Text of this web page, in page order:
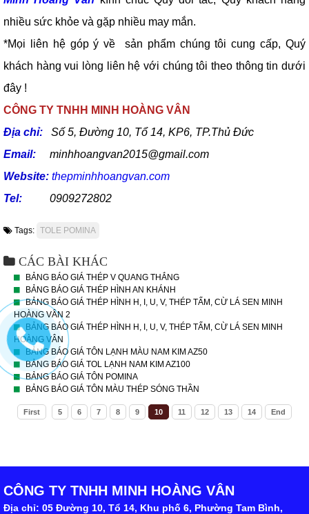
nhiều sức khỏe và gặp nhiều may mắn.
*Mọi liên hệ góp ý về sản phẩm chúng tôi cung cấp, Quý
khách hàng vui lòng liên hệ với chúng tôi theo thông tin dưới
đây !
CÔNG TY TNHH MINH HOÀNG VÂN
Địa chỉ:
Số 5, Đường 10, Tổ 14, KP6, TP.Thủ Đức
Email:
minhhoangvan2015@gmail.com
Website: thepminhhoangvan.com
Tel:
0909272802
Tags: TOLE POMINA
CÁC BÀI KHÁC
BẢNG BÁO GIÁ THÉP V QUANG THẮNG
BẢNG BÁO GIÁ THÉP HÌNH AN KHÁNH
BẢNG BÁO GIÁ THÉP HÌNH H, I, U, V, THÉP TẤM, CỪ LÁ SEN MINH
HOÀNG VÂN 2
BẢNG BÁO GIÁ THÉP HÌNH H, I, U, V, THÉP TẤM, CỪ LÁ SEN MINH
HOÀNG VÂN
BẢNG BÁO GIÁ TÔN LẠNH MÀU NAM KIM AZ50
BẢNG BÁO GIÁ TOL LẠNH NAM KIM AZ100
BẢNG BÁO GIÁ TÔN POMINA
BẢNG BÁO GIÁ TÔN MÀU THÉP SÓNG THẦN
First 5 6 7 8 9 10 11 12 13 14 End
CÔNG TY TNHH MINH HOÀNG VÂN
Địa chỉ: 05 Đường 10, Tổ 14, Khu phố 6, Phường Tam Bình,